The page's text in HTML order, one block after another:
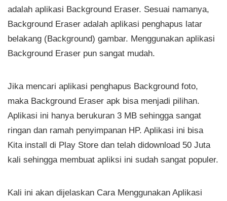
adalah aplikasi Background Eraser. Sesuai namanya,
Background Eraser adalah aplikasi penghapus latar
belakang (Background) gambar. Menggunakan aplikasi
Background Eraser pun sangat mudah.
Jika mencari aplikasi penghapus Background foto,
maka Background Eraser apk bisa menjadi pilihan.
Aplikasi ini hanya berukuran 3 MB sehingga sangat
ringan dan ramah penyimpanan HP. Aplikasi ini bisa
Kita install di Play Store dan telah didownload 50 Juta
kali sehingga membuat apliksi ini sudah sangat populer.
Kali ini akan dijelaskan Cara Menggunakan Aplikasi